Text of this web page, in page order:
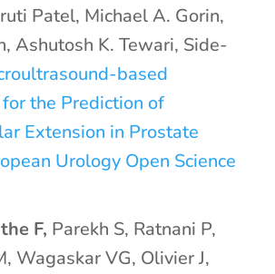
Patel, Michael A. Gorin,
Ashutosh K. Tewari, Side-
based
the Prediction of
Extension in Prostate
Urology Open Science
F, Parekh S, Ratnani P,
Wagaskar VG, Olivier J,